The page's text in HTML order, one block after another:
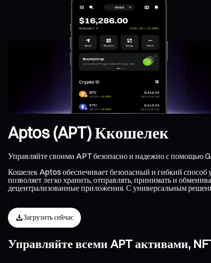
Aptos (APT) Ккошелек
Управляйте своими APT безопасно и надежно с помощью
Кошелек Aptos обеспечивает безопасный и гибкий способ
позволяет легко хранить, отправлять, принимать и
децентрализованные приложения. С универсальным
Загрузить сейчас
Управляйте всеми APT активами,